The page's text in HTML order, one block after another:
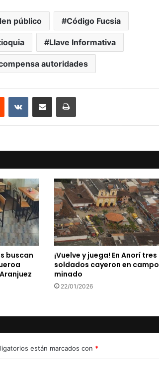
público Código Fucsia
Llave Informativa
autoridades
Reddit VKontakte
Compartir vía Mail Print
buscan
¡Vuelve y juega! En Anorí tres
soldados cayeron en campo
minado
22/01/2026
están marcados con *